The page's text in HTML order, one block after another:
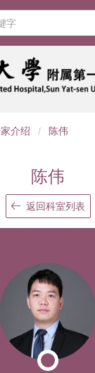
介绍 / 陈伟
陈伟
返回科室列表